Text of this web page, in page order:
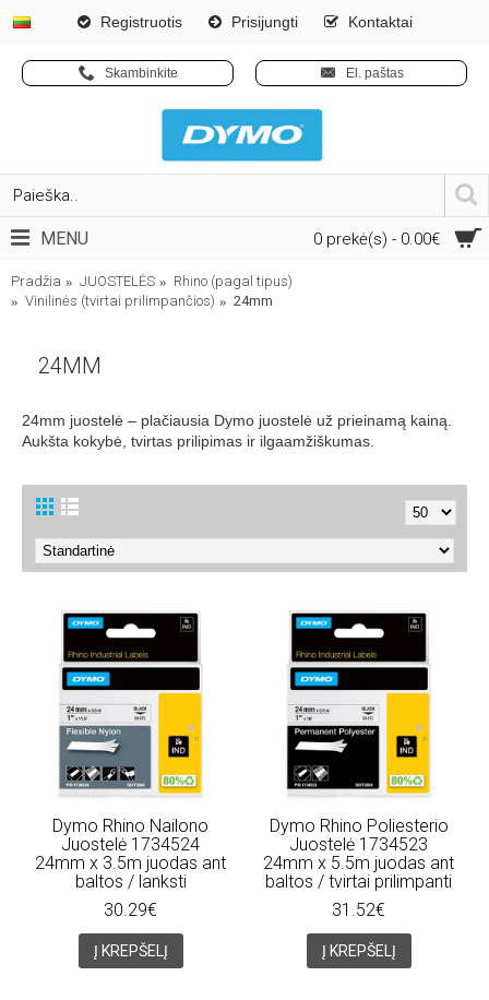
Registruotis Prisijungti Kontaktai
Skambinkite El. paštas
0 prekė(s) - 0.00€
MENU
Pradžia JUOSTELĖS
Rhino (pagal tipus)
Vinilinės (tvirtai prilimpančios)
24mm
24MM
24mm juostelė – plačiausia Dymo juostelė už prieinamą kainą.
Aukšta kokybė, tvirtas prilipimas ir ilgaamžiškumas.
Dymo Rhino Nailono
Juostelė 1734524
24mm x 3.5m juodas ant
baltos / lanksti
30.29€
Į KREPŠELĮ
Dymo Rhino Poliesterio
Juostelė 1734523
24mm x 5.5m juodas ant
baltos / tvirtai prilimpanti
31.52€
Į KREPŠELĮ